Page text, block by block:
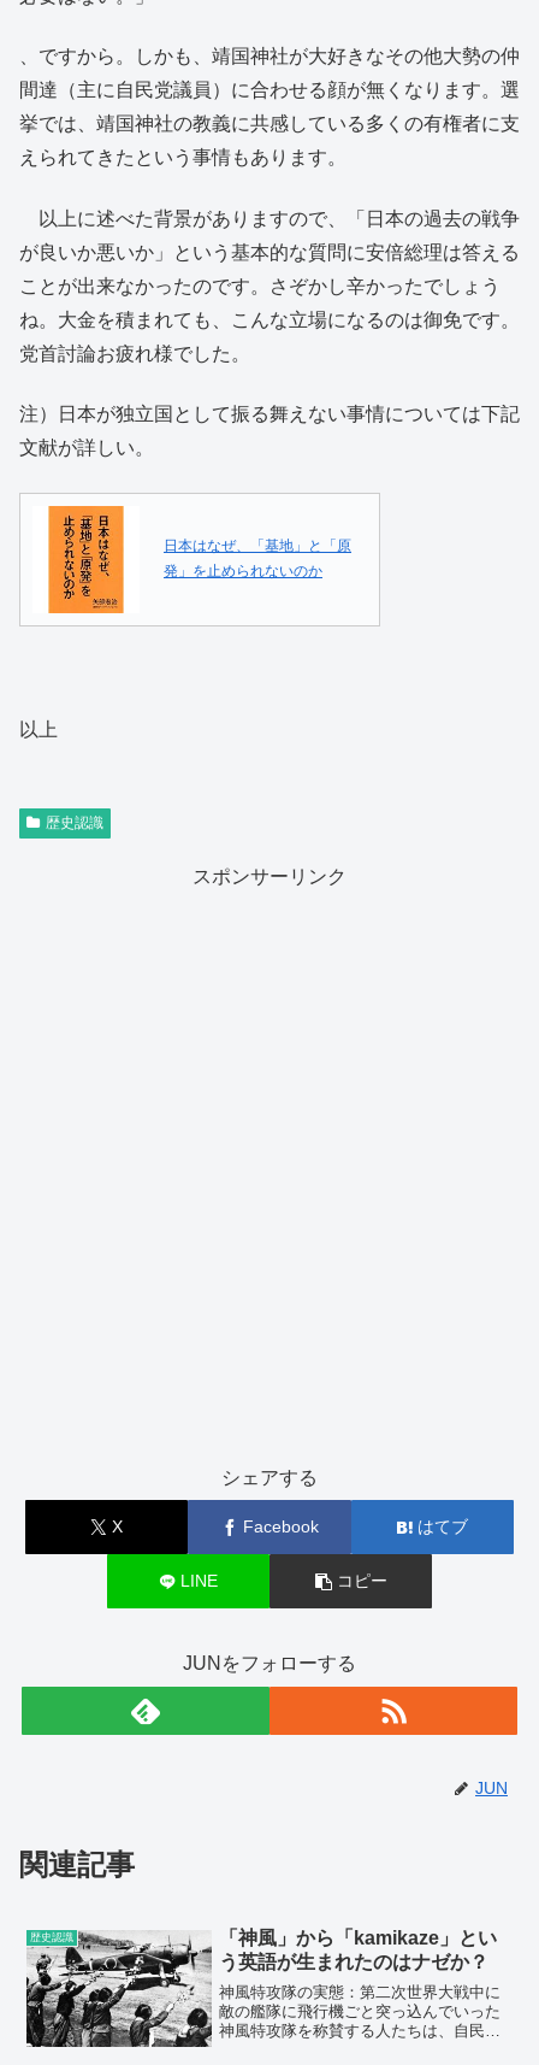
、ですから。しかも、靖国神社が大好きなその他大勢の仲
間達（主に自民党議員）に合わせる顔が無くなります。選
挙では、靖国神社の教義に共感している多くの有権者に支
えられてきたという事情もあります。
以上に述べた背景がありますので、「日本の過去の戦争
が良いか悪いか」という基本的な質問に安倍総理は答える
ことが出来なかったのです。さぞかし辛かったでしょう
ね。大金を積まれても、こんな立場になるのは御免です。
党首討論お疲れ様でした。
注）日本が独立国として振る舞えない事情については下記
文献が詳しい。
日本はなぜ、「基地」と「原
発」を止められないのか
以上
歴史認識
スポンサーリンク
シェアする
X Facebook はてブ
LINE コピー
JUNをフォローする
JUN
関連記事
歴史認識
「神風」から「kamikaze」とい
う英語が生まれたのはナゼか？
神風特攻隊の実態：第二次世界大戦中に
敵の艦隊に飛行機ごと突っ込んでいった
神風特攻隊を称賛する人たちは、自民党